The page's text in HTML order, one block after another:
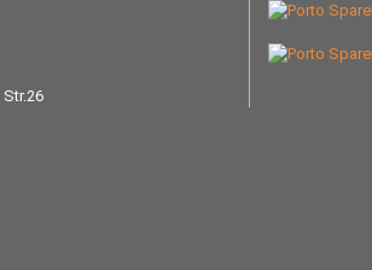
Str.26